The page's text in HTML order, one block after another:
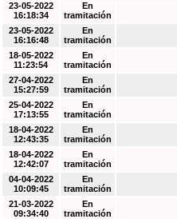
23-05-2022
16:18:34
En
tramitación
23-05-2022
16:16:48
En
tramitación
18-05-2022
11:23:54
En
tramitación
27-04-2022
15:27:59
En
tramitación
25-04-2022
17:13:55
En
tramitación
18-04-2022
12:43:35
En
tramitación
18-04-2022
12:42:07
En
tramitación
04-04-2022
10:09:45
En
tramitación
21-03-2022
09:34:40
En
tramitación